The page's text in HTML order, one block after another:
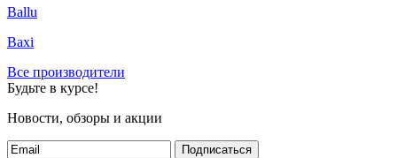
Ballu
Baxi
Все производители
Будьте в курсе!
Новости, обзоры и акции
Подписаться